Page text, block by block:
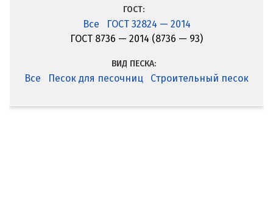
ГОСТ:
Все
ГОСТ 32824 — 2014
ГОСТ 8736 — 2014 (8736 — 93)
ВИД ПЕСКА:
Все Песок для песочниц Строительный песок